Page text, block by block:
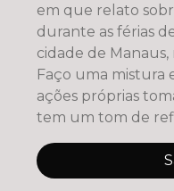
em que relato
durante as férias
cidade de
Faço uma mistura
ações próprias
tem um tom de